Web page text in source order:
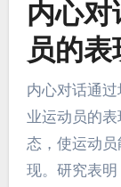
内心
员的表
内心对话通
业运动员的
态，使运动
现。研究表